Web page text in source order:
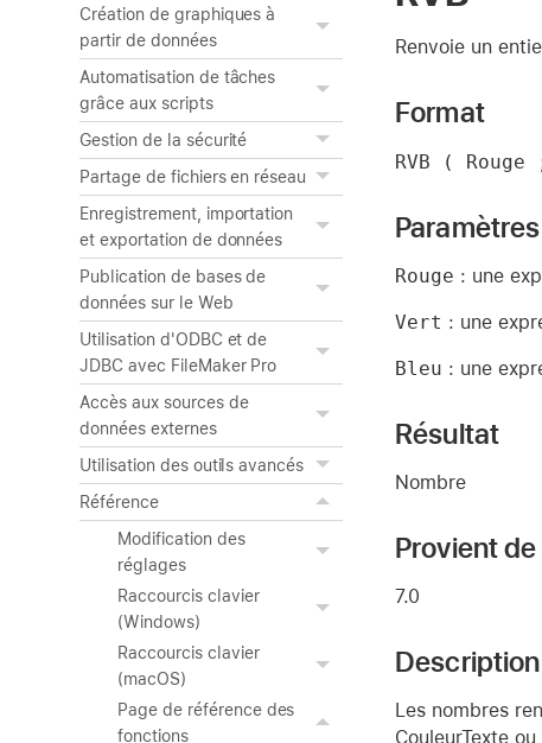
Création de graphiques à
partir de données
Automatisation de tâches
grâce aux scripts
Gestion de la sécurité
Partage de fichiers en réseau
Enregistrement, importation
et exportation de données
Publication de bases de
données sur le Web
Utilisation d'ODBC et de
JDBC avec FileMaker Pro
Accès aux sources de
données externes
Utilisation des outils avancés
Référence
Modification des
réglages
Raccourcis clavier
(Windows)
Raccourcis clavier
(macOS)
Page de référence des
fonctions
Renvoie un
Format
RVB (
Paramètres
Rouge : une
Vert : une
Bleu : une
Résultat
Nombre
Provient
7.0
Description
Les nombres
CouleurTexte